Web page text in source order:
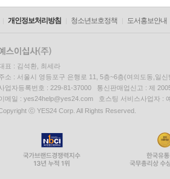
개인정보처리방침 청소년보호정책 도서홍보안내
표 : 김석환, 최세라
소 : 서울시 영등포구 은행로 11, 5층~6층(여의도동,일신
업자등록번호 : 229-81-37000 통신판매업신고 : 제
메일 : yes24help@yes24.com 호스팅 서비스사업자 :
ⓒ YES24 Corp. All Rights Reserved.